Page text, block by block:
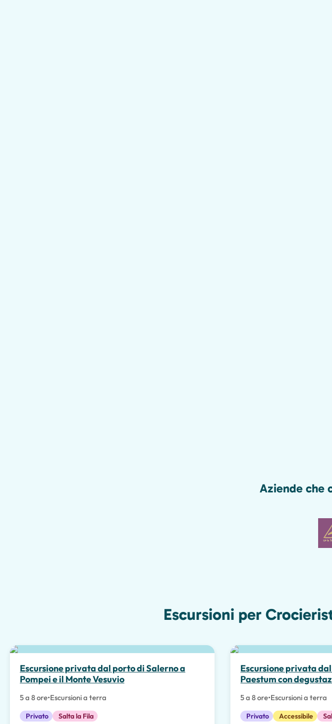
Aziende che
Escursioni per
Escursione privata dal porto di Salerno a
Pompei e il Monte Vesuvio
5 a 8 ore•Escursioni a terra
Privato Salta la Fila
Escursione privata
Paestum con
5 a 8 ore•Escursioni a terra
Privato Accessibile